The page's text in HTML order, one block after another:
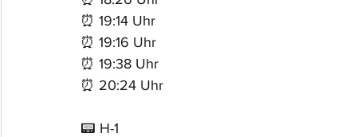
⏰ 19:14 Uhr
⏰ 19:16 Uhr
⏰ 19:38 Uhr
⏰ 20:24 Uhr
📟 H-1